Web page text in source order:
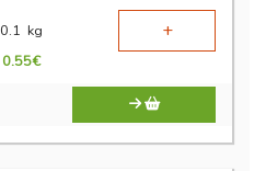
0.1 kg +
0.55€